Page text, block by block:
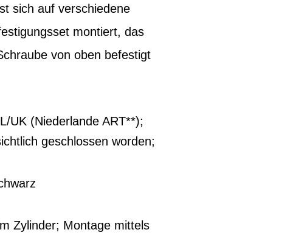
sich auf verschiedene
montiert, das
von oben befestigt
UK (Niederlande ART**);
geschlossen worden;
Zylinder; Montage mittels